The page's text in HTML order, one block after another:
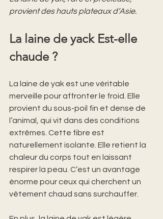
provient des hauts plateaux d’Asie.
La laine de yack Est-elle
chaude ?
La laine de yak est une véritable
merveille pour affronter le froid. Elle
provient du sous-poil fin et dense de
l’animal, qui vit dans des conditions
extrêmes. Cette fibre est
naturellement isolante. Elle retient la
chaleur du corps tout en laissant
respirer la peau. C’est un avantage
énorme pour ceux qui cherchent un
vêtement chaud sans surchauffer.